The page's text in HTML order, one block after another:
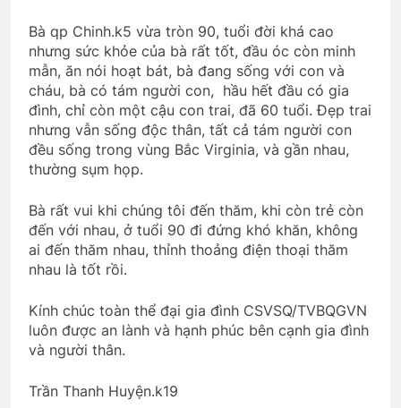
CTBCTY Tập IV chương 38
3 Years Ago
LÁ THƯ KHÓ HIỂU (Rabindranath
Tagore)
3 Years Ago
3 Years Ago
Bà qp Chinh.k5 vừa tròn 90, tuổi đời khá cao
nhưng sức khỏe của bà rất tốt, đầu óc còn minh
mẫn, ăn nói hoạt bát, bà đang sống với con và
cháu, bà có tám người con, hầu hết đầu có gia
đình, chỉ còn một cậu con trai, đã 60 tuổi. Đẹp trai
nhưng vẫn sống độc thân, tất cả tám người con
đều sống trong vùng Bắc Virginia, và gần nhau,
thường sụm họp.
Bà rất vui khi chúng tôi đến thăm, khi còn trẻ còn
đến với nhau, ở tuổi 90 đi đứng khó khăn, không
ai đến thăm nhau, thỉnh thoảng điện thoại thăm
nhau là tốt rồi.
Kính chúc toàn thể đại gia đình CSVSQ/TVBQGVN
luôn được an lành và hạnh phúc bên cạnh gia đình
và người thân.
Trần Thanh Huyện.k19